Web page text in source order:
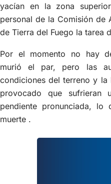
yacían en la zona
personal de la Comisión de
de Tierra del Fuego la tarea
Por el momento no hay
murió el par, pero las
condiciones del terreno y
provocado que
pendiente pronunciada,
muerte .